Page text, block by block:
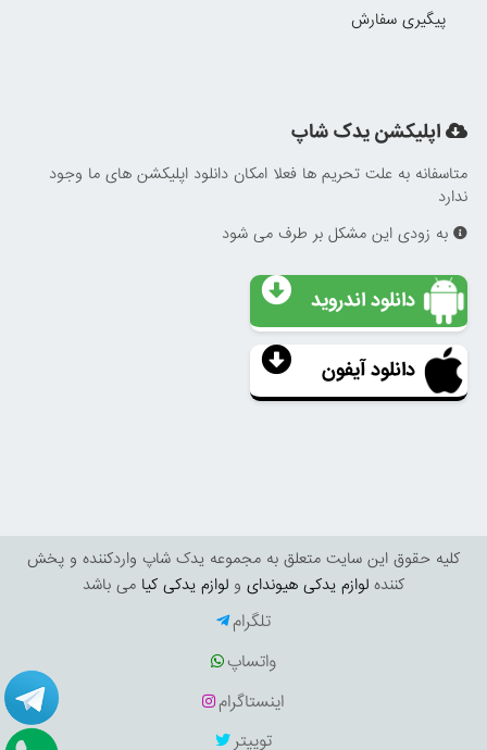
پیگیری سفارش
اپلیکشن یدک شاپ
متاسفانه به علت تحریم ها فعلا امکان دانلود اپلیکشن های ما وجود
ندارد
به زودی این مشکل بر طرف می شود
دانلود اندروید
دانلود آیفون
کليه حقوق اين سايت متعلق به مجموعه یدک شاپ واردکننده و پخش
کننده لوازم یدکی هیوندای و لوازم یدکی کیا می باشد
تلگرام
واتساپ
اینستاگرام
توییتر